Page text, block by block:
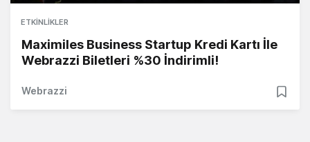
ETKINLIKLER
Maximiles Business Startup Kredi Kartı İle
Webrazzi Biletleri %30 İndirimli!
Webrazzi